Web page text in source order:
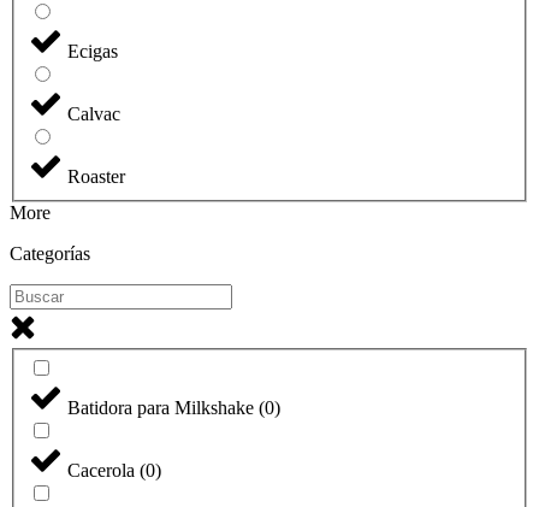
Ecigas
Calvac
Roaster
More
Categorías
Batidora para Milkshake (0)
Cacerola (0)